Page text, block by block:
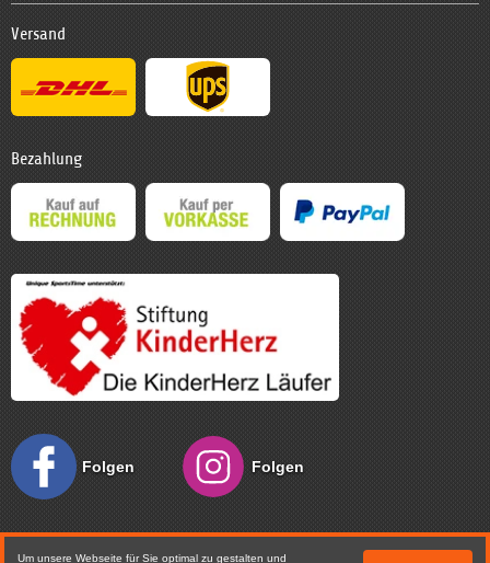
Versand
Bezahlung
Folgen
Sie uns
Folgen
Sie uns
Um unsere Webseite für Sie optimal zu gestalten und